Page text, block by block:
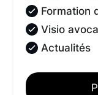
Formation
Visio
Actualités